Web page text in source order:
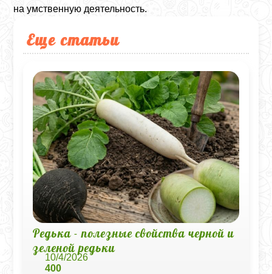
на умственную деятельность.
Еще статьи
Редька - полезные свойства черной и
зеленой редьки
10/4/2026
400